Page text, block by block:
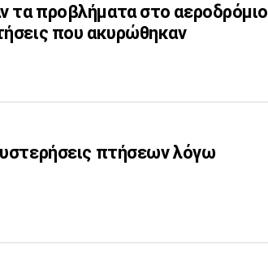
τα προβλήματα στο αεροδρόμιο
που ακυρώθηκαν
πτήσεων λόγω